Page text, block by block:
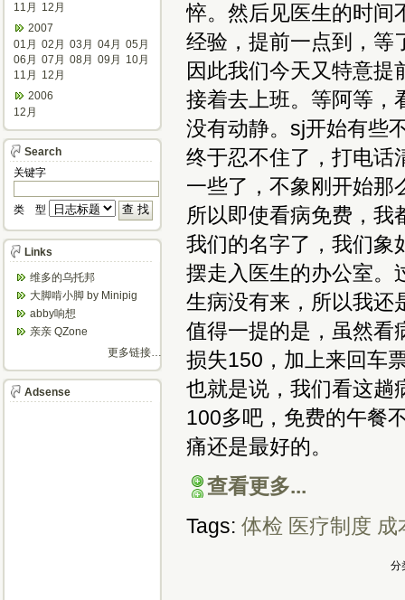
悴。然后见医生的时间
经验，提前一点到，等
因此我们今天又特意提
接着去上班。等阿等，
没有动静。sj开始有些
终于忍不住了，打电话
一些了，不象刚开始那
所以即使看病免费，我
我们的名字了，我们象
摆走入医生的办公室。
生病没有来，所以我还
值得一提的是，虽然看
损失150，加上来回车
也就是说，我们看这趟
100多吧，免费的午餐
痛还是最好的。
查看更多...
Tags: 体检 医疗制度 成
分
11月
12月
2007
01月 02月 03月 04月 05月
06月 07月 08月 09月
10月
11月
12月
2006
12月
Search
关键字
类 型
Links
维多的乌托邦
大脚啃小脚 by Minipig
abby响想
亲亲 QZone
更多链接…
Adsense